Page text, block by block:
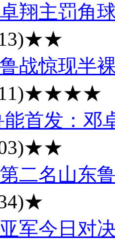
翔主罚角
★★
战惊现半
★★★★
能首发：邓
★★
二名山东
★
军今日对